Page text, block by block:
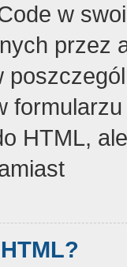
w
przez
HTML,